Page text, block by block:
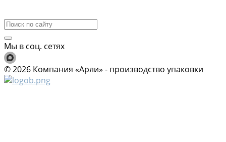
Мы в соц. сетях
© 2026 Компания «Арли» - производство упаковки